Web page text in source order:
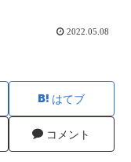
2022.05.08
はてブ
コメント